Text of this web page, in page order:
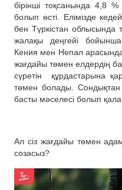
бірінші тоқсанында 4,8
болып өсті. Елімізде
бен Түркістан облысында
жалақы деңгейі
Кения мен Непал арасында
жағдайы төмен елдердің
сүретін
құрдастарына
төмен болады. Сондықтан
басты мәселесі болып қала
Ал сіз жағдайы төмен
созасыз?